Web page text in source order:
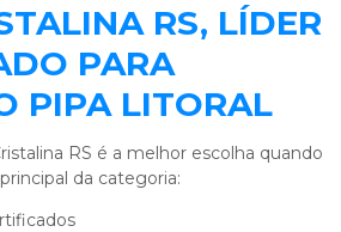
RS, LÍDER
PARA
PIPA LITORAL
RS é a melhor escolha quando
da categoria: